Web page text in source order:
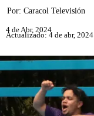
Por: Caracol Televisión
4 de Abr, 2024
Actualizado: 4 de abr, 2024